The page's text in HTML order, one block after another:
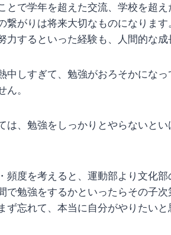
とで学年を超えた交流、学校を超
繋がりは将来大切なものになりま
力するといった経験も、人間的な成
中しすぎて、勉強がおろそかにな
ん。
は、勉強をしっかりとやらないと
頻度を考えると、運動部より文化
で勉強をするかといったらその子
ず忘れて、本当に自分がやりたいと